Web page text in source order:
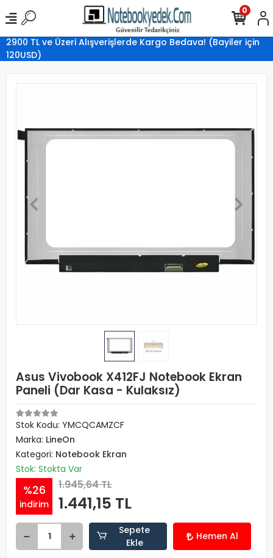
2900 TL ve Üzeri Alışverişlerde Kargo Bedava! (Bayiler için
120USD)
0
Asus Vivobook X412FJ Notebook Ekran
Paneli (Dar Kasa - Kulaksız)
Stok Kodu: YMCQCAMZCF
Marka: LineOn
Kategori: Notebook Ekran
Stok: Stokta Var
%26
indirim
1.945,64 TL
1.441,15 TL
Sepete
Ekle
Hemen Al